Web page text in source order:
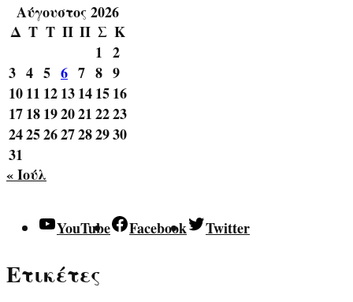
Αύγουστος 2026
Δ Τ Τ Π Π Σ Κ
1 2
3 4 5 6 7 8 9
1011 1213141516
17181920212223
24252627282930
31
« Ιούλ
YouTube Facebook Twitter
Ετικέτες